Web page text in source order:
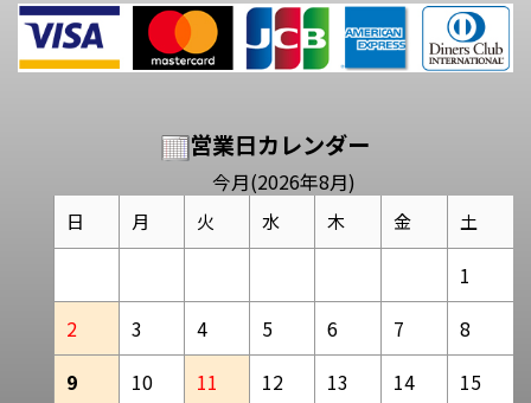
営業日カレンダー
今月(2026年8月)
日 月 火 水 木 金 土
1
2
3 4 5 6 7
8
9
10 11 12 13 14
15